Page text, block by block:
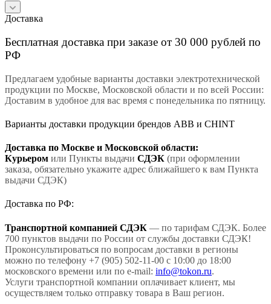
Доставка
Бесплатная доставка при заказе от 30 000 рублей по
РФ
Предлагаем удобные варианты доставки электротехнической
продукции по Москве, Московской области и по всей России:
Доставим в удобное для вас время с понедельника по пятницу.
Варианты доставки продукции брендов ABB и CHINT
Доставка по Москве и Московской области:
Курьером или Пункты выдачи СДЭК (при оформлении
заказа, обязательно укажите адрес ближайшего к вам Пункта
выдачи СДЭК)
Доставка по РФ:
Транспортной компанией СДЭК — по тарифам СДЭК. Более
700 пунктов выдачи по России от службы доставки СДЭК!
Проконсультироваться по вопросам доставки в регионы
можно по телефону +7 (905) 502-11-00 с 10:00 до 18:00
московского времени или по e-mail: info@tokon.ru.
Услуги транспортной компании оплачивает клиент, мы
осуществляем только отправку товара в Ваш регион.